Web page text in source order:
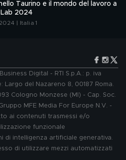
Taurino e il mondo del lavoro a
2024
| Italia 1
Digital - RTI S.p.A.: p. iva
Largo del Nazareno 8, 00187 Roma.
Cologno Monzese (MI) - Cap. Soc.
MFE Media For Europe N.V. -
ai contenuti trasmessi e/o
funzionale
di intelligenza artificiale generativa.
di utilizzare mezzi automatizzati